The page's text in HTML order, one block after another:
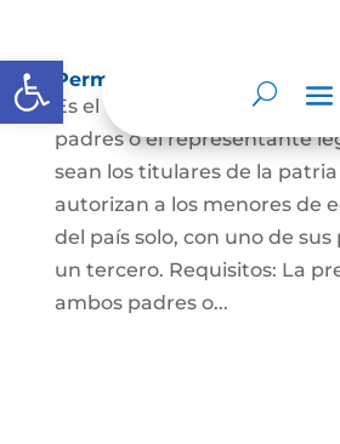
Abrir barra de herramientas
Permisos de salida de país
Es el documento mediante el
padres o el representante
sean los titulares de la
autorizan a los menores de
del país solo, con uno de sus
un tercero. Requisitos: La
ambos padres o...